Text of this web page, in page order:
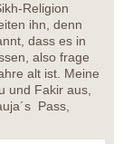
Religion
ihn, denn
dass es in
also frage
alt ist. Meine
und Fakir aus,
Pass,